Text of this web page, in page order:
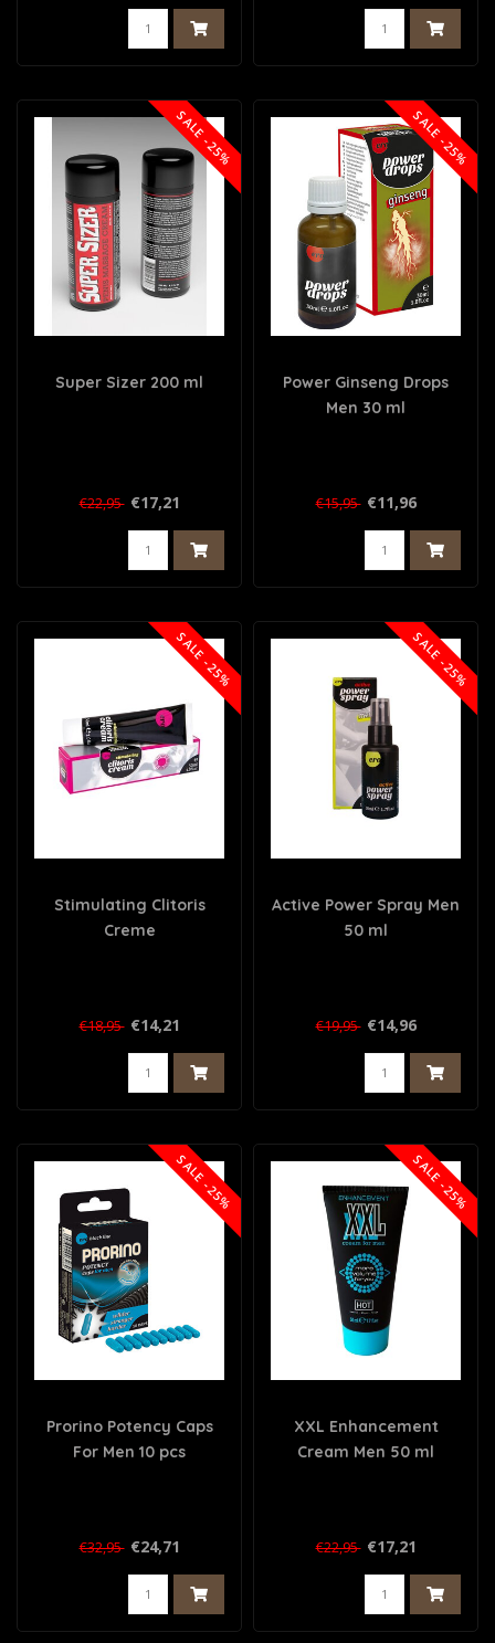
SALE -25%
Super Sizer 200 ml
€22,95 €17,21
SALE -25%
Power Ginseng Drops
Men 30 ml
€15,95 €11,96
SALE -25%
Stimulating Clitoris
Creme
€18,95 €14,21
SALE -25%
Active Power Spray Men
50 ml
€19,95 €14,96
SALE -25%
Prorino Potency Caps
For Men 10 pcs
€32,95 €24,71
SALE -25%
XXL Enhancement
Cream Men 50 ml
€22,95 €17,21